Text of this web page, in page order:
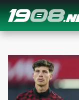
Navigation